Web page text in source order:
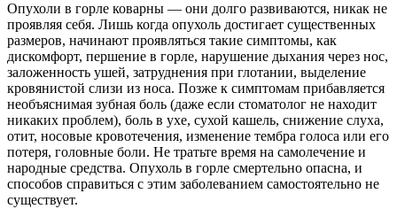
Опухоли в горле коварны — они долго развиваются, никак не
проявляя себя. Лишь когда опухоль достигает существенных
размеров, начинают проявляться такие симптомы, как
дискомфорт, першение в горле, нарушение дыхания через нос,
заложенность ушей, затруднения при глотании, выделение
кровянистой слизи из носа. Позже к симптомам прибавляется
необъяснимая зубная боль (даже если стоматолог не находит
никаких проблем), боль в ухе, сухой кашель, снижение слуха,
отит, носовые кровотечения, изменение тембра голоса или его
потеря, головные боли. Не тратьте время на самолечение и
народные средства. Опухоль в горле смертельно опасна, и
способов справиться с этим заболеванием самостоятельно не
существует.